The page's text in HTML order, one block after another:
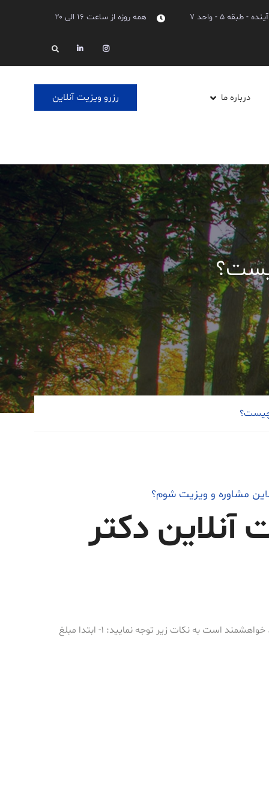
۵ - واحد ۷ همه روزه از ساعت ۱۶ الی ۲۰
Instagram
Linkedin
Search
درباره ما رزرو ویزیت آنلاین
چیست؟
مشاوره و ویزیت شوم؟
آنلاین دکتر
برای رزرو ویزیت و مشاوره آنلاین، خواهشمند است به نکات زیر توجه نمایید: ۱- ابتدا مبلغ